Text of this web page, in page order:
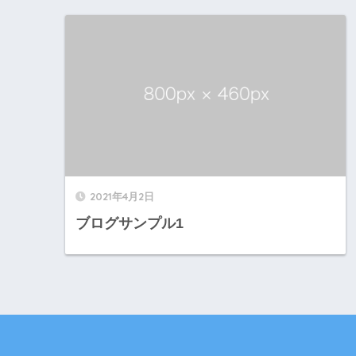
2021年4月2日
ブログサンプル1